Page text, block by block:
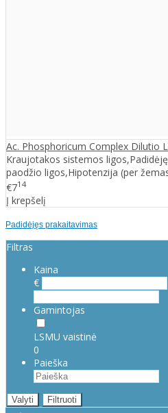
Ac. Phosphoricum Complex Dilutio
Kraujotakos sistemos
paodžio ligos,Hipotenzija (per
€714
Į krepšelį
Padidėjęs prakaitavimas
Filtras
Kaina
€
Gamintojas
LSMU vaistinė
0
Paieška
Valyti Filtruoti